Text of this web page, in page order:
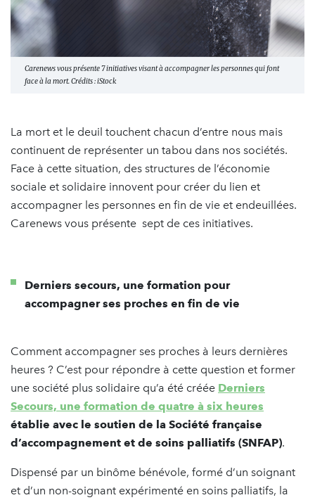
Carenews vous présente 7 initiatives visant à accompagner les personnes qui font
face à la mort. Crédits : iStock
La mort et le deuil touchent chacun d’entre nous mais
continuent de représenter un tabou dans nos sociétés.
Face à cette situation, des structures de l’économie
sociale et solidaire innovent pour créer du lien et
accompagner les personnes en fin de vie et endeuillées.
Carenews vous présente sept de ces initiatives.
Derniers secours, une formation pour
accompagner ses proches en fin de vie
Comment accompagner ses proches à leurs dernières
heures ? C’est pour répondre à cette question et former
une société plus solidaire qu’a été créée Derniers
Secours, une formation de quatre à six heures
établie avec le soutien de la Société française
d’accompagnement et de soins palliatifs (SNFAP).
Dispensé par un binôme bénévole, formé d’un soignant
et d’un non-soignant expérimenté en soins palliatifs, la